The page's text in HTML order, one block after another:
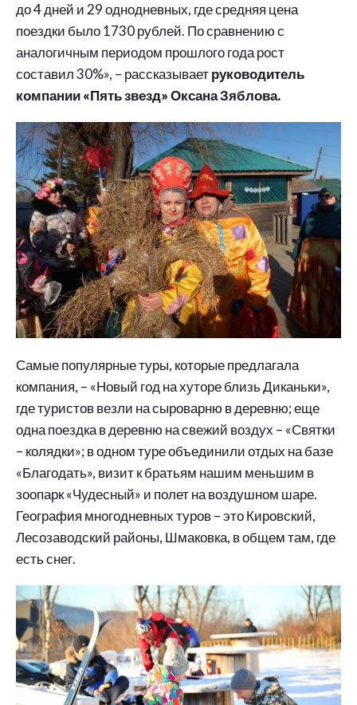
до 4 дней и 29 однодневных, где средняя цена
поездки было 1730 рублей. По сравнению с
аналогичным периодом прошлого года рост
составил 30%», – рассказываетруководитель
компании «Пять звезд» Оксана Зяблова.
Самые популярные туры, которые предлагала
компания, – «Новый год на хуторе близь Диканьки»,
где туристов везли на сыроварню в деревню; еще
одна поездка в деревню на свежий воздух – «Святки
– колядки»; в одном туре объединили отдых на базе
«Благодать», визит к братьям нашим меньшим в
зоопарк «Чудесный» и полет на воздушном шаре.
География многодневных туров – это Кировский,
Лесозаводский районы, Шмаковка, в общем там, где
есть снег.